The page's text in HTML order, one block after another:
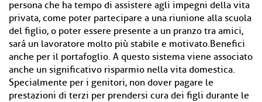
persona che ha tempo di assistere agli impegni della vita
privata, come poter partecipare a una riunione alla scuola
del figlio, o poter essere presente a un pranzo tra amici,
sará un lavoratore molto più stabile e motivato.Benefici
anche per il portafoglio. A questo sistema viene associato
anche un significativo risparmio nella vita domestica.
Specialmente per i genitori, non dover pagare le
prestazioni di terzi per prendersi cura dei figli durante le